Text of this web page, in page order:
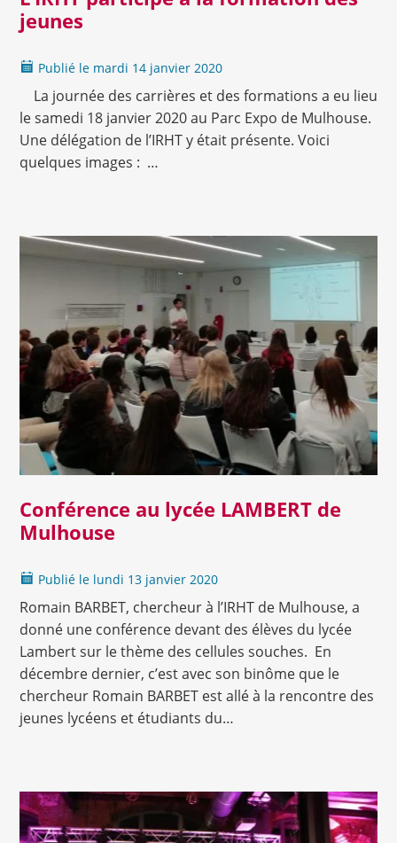
jeunes
Publié le mardi 14 janvier 2020
La journée des carrières et des formations a eu lieu
le samedi 18 janvier 2020 au Parc Expo de Mulhouse.
Une délégation de l’IRHT y était présente. Voici
quelques images : …
Lire la suite
Conférence au lycée LAMBERT de
Mulhouse
Publié le lundi 13 janvier 2020
Romain BARBET, chercheur à l’IRHT de Mulhouse, a
donné une conférence devant des élèves du lycée
Lambert sur le thème des cellules souches. En
décembre dernier, c’est avec son binôme que le
chercheur Romain BARBET est allé à la rencontre des
jeunes lycéens et étudiants du…